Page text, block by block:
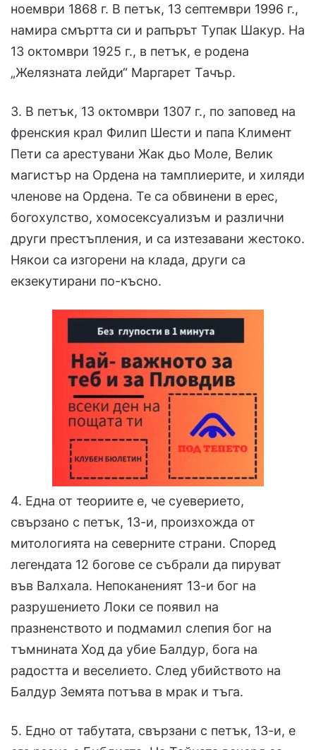
ноември 1868 г. В петък, 13 септември 1996 г.,
намира смъртта си и рапърът Тупак Шакур. На
13 октомври 1925 г., в петък, е родена
„Желязната лейди“ Маргарет Тачър.
3. В петък, 13 октомври 1307 г., по заповед на
френския крал Филип Шести и папа Климент
Пети са арестувани Жак дьо Моле, Велик
магистър на Ордена на тамплиерите, и хиляди
членове на Ордена. Те са обвинени в ерес,
богохулство, хомосексуализъм и различни
други престъпления, и са изтезавани жестоко.
Някои са изгорени на клада, други са
екзекутирани по-късно.
4. Една от теориите е, че суеверието,
свързано с петък, 13-и, произхожда от
митологията на северните страни. Според
легендата 12 богове се събрали да пируват
във Валхала. Непоканеният 13-и бог на
разрушението Локи се появил на
празненството и подмамил слепия бог на
тъмнината Ход да убие Балдур, бога на
радостта и веселието. След убийството на
Балдур Земята потъва в мрак и тъга.
5. Едно от табутата, свързани с петък, 13-и, е